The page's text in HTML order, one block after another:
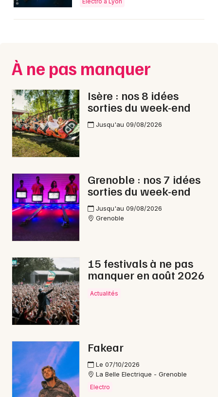
À ne pas manquer
Isère : nos 8 idées
sorties du week-end
Jusqu'au 09/08/2026
Grenoble : nos 7 idées
sorties du week-end
Jusqu'au 09/08/2026
Grenoble
15 festivals à ne pas
manquer en août 2026
Actualités
Fakear
Le 07/10/2026
La Belle Electrique - Grenoble
Electro